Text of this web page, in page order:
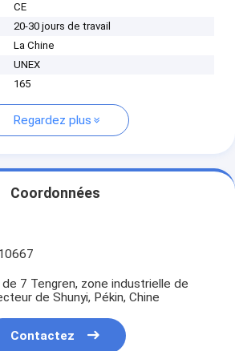
CE
20-30 jours de travail
La Chine
UNEX
165
Regardez plus
Coordonnées
7 Tengren, zone industrielle de
de Shunyi, Pékin, Chine
Contactez